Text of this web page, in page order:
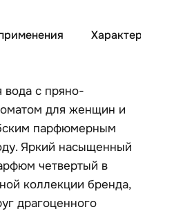
с пряно-
для женщин и
парфюмерным
Яркий насыщенный
четвертый в
коллекции бренда,
драгоценного